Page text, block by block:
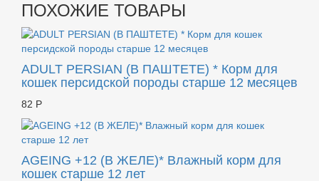
ПОХОЖИЕ ТОВАРЫ
ADULT PERSIAN (В ПАШТЕТЕ) * Корм для
кошек персидской породы старше 12 месяцев
82 Р
AGEING +12 (В ЖЕЛЕ)* Влажный корм для
кошек старше 12 лет